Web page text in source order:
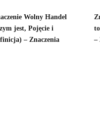
Wolny Handel
jest, Pojęcie i
– Znaczenia
–